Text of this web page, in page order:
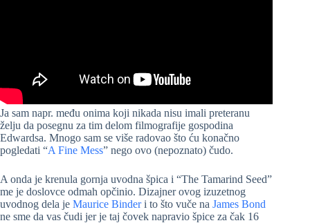
Ja sam napr. među onima koji nikada nisu imali preteranu
želju da posegnu za tim delom filmografije gospodina
Edwardsa. Mnogo sam se više radovao što ću konačno
pogledati “A Fine Mess” nego ovo (nepoznato) čudo.
A onda je krenula gornja uvodna špica i “The Tamarind Seed”
me je doslovce odmah opčinio. Dizajner ovog izuzetnog
uvodnog dela je Maurice Binderi to što vuče na James Bond
ne sme da vas čudi jer je taj čovek napravio špice za čak 16